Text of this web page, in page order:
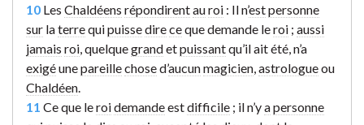
10 Les Chaldéens répondirentauroi : Il n’estpersonne
sur laterrequipuissedireceque demande leroi ; aussi
jamais roi , quelquegrandetpuissantqu’il ait été, n’a
exigéunepareillechosed’aucunmagicien astrologueou
Chaldéen
11 Ce que leroidemandeestdifficile ; il n’yapersonne